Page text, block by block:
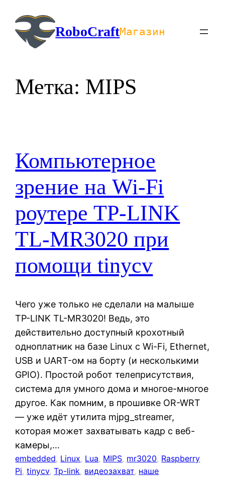
содержимомуRoboCraftМагазин
Метка: MIPS
Компьютерное
зрение на Wi-Fi
роутере TP-LINK
TL-MR3020 при
помощи tinycv
Чего уже только не сделали на малыше
TP-LINK TL-MR3020! Ведь, это
действительно доступный крохотный
одноплатник на базе Linux с Wi-Fi, Ethernet,
USB и UART-ом на борту (и несколькими
GPIO). Простой робот телеприсутствия,
система для умного дома и многое-многое
другое. Как помним, в прошивке OR-WRT
— уже идёт утилита mjpg_streamer,
которая может захватывать кадр с веб-
камеры,…
embedded, Linux, Lua, MIPS, mr3020, Raspberry
Pi, tinycv, Tp-link, видеозахват, наше